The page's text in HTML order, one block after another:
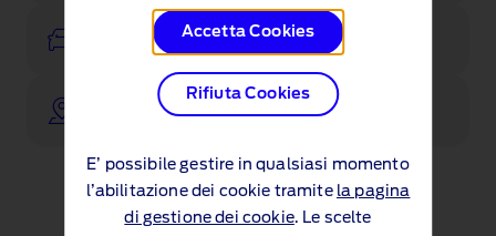
Accetta Cookies
Rifiuta Cookies
E’ possibile gestire in qualsiasi momento
l’abilitazione dei cookie tramite la pagina
di gestione dei cookie. Le scelte
Veicoli disponibili
Trova un concessionario